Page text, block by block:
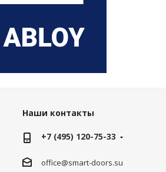
Наши контакты
+7 (495) 120-75-33
office@smart-doors.su